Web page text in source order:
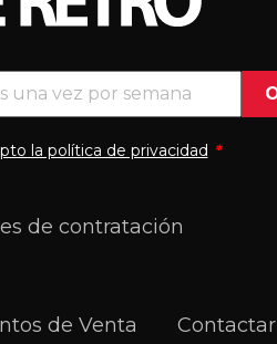
la política de privacidad *
de contratación
de Venta Contactar